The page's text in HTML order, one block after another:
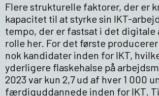
Flere strukturelle faktorer, der er
kapacitet til at styrke sin IKT-
tempo, der er fastsat i det digitale
rolle her. For det første
nok kandidater inden for IKT,
yderligere flaskehalse på
2023 var kun 2,7 ud af hver 1 000
færdiguddannede inden for IKT.